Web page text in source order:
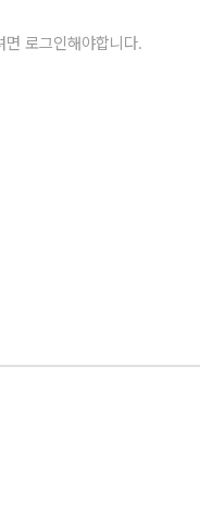
면 로그인해야합니다.